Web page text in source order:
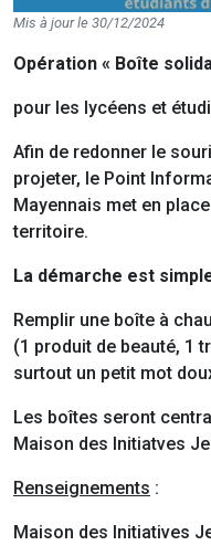
Mis à jour le 30/12/2024
Opération « Boîte
pour les lycéens et
Afin de redonner le
projeter, le Point
Mayennais met en
territoire.
La démarche est
Remplir une boîte à
(1 produit de beauté, 1
surtout un petit mot
Les boîtes seront
Maison des Initiatves
Renseignements :
Maison des Initiatives